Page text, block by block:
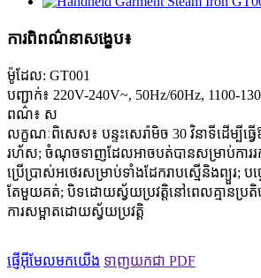
ការពិពណ៌នាសង្ខេប៖
ម៉ូដែល: GT001
បញ្ជាក់៖ 220V-240V~, 50Hz/60Hz, 1100-
ពណ៌៖ ស
លក្ខណៈពិសេស៖ បន្ទះសេរ៉ាមិច 30 វិនាទីដើម្បីធ្វ
រហ័ស; ចំណុចទាញដែលអាចបត់បានសម្រាប់ការរ
ប្រើប្រាស់អថេរសម្រាប់ទាំងដែករាបស្មើនិងព្យួរ; បច្
តែមួយគត់; បិទដោយស្វ័យប្រវត្តិនៅពេលគ្មានប្រតិ
ការសម្អាតដោយស្វ័យប្រវត្តិ
ផ្ញើអ៊ីមែលមកយើង ទាញយកជា PDF